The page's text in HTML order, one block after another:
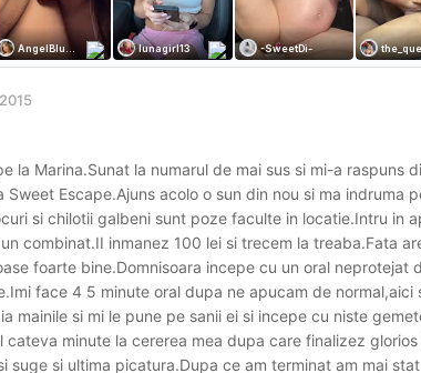
la Marina.Sunat la numarul de mai sus si mi-a raspuns
Sweet Escape.Ajuns acolo o sun din nou si ma
si chilotii galbeni sunt poze faculte in locatie.Intru in
combinat.II inmanez 100 lei si trecem la treaba.Fata
foarte bine.Domnisoara incepe cu un oral
face 4 5 minute oral dupa ne apucam de normal,aici
mainile si mi le pune pe sanii ei si incepe cu niste
cateva minute la cererea mea dupa care finalizez
suge si ultima picatura.Dupa ce am terminat am mai